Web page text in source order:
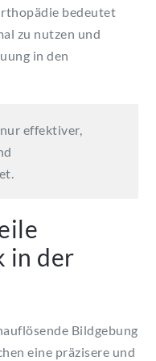
bedeutet
zu nutzen und
in den
effektiver,
in der
Bildgebung
eine präzisere und